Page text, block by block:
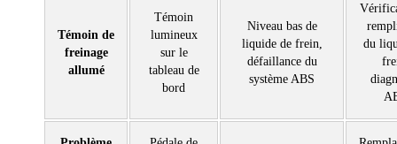
Témoin de
freinage
allumé
Témoin
lumineux
sur le
tableau de
bord
Niveau bas de
liquide de frein,
défaillance du
système ABS
du